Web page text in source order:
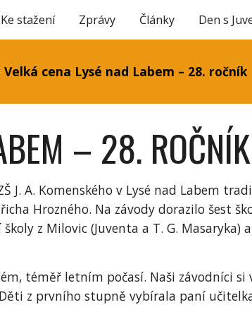
Skip to navigation
Ke stažení Zprávy Články Den s
Velká cena Lysé nad Labem – 28. ročník
– 28. ROČNÍK
A. Komenského v Lysé nad Labem
Hrozného. Na závody dorazilo šest
z Milovic (Juventa a T. G. Masaryka)
téměř letním počasí. Naši závodníci
z prvního stupně vybírala paní